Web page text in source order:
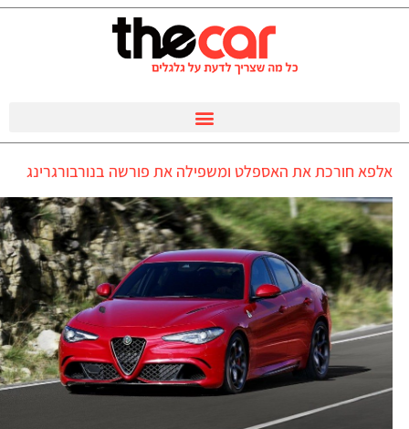
אלפא חורכת את האספלט ומשפילה את פורשה בנורבורגרינג